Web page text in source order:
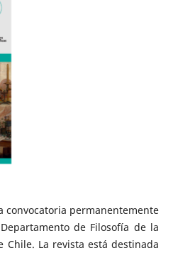
convocatoria permanentemente
de Filosofía de la
Chile. La revista está destinada